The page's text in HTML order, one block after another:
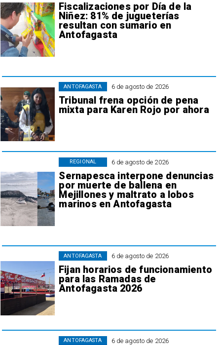
Fiscalizaciones por Día de la
Niñez: 81% de jugueterías
resultan con sumario en
Antofagasta
6 de agosto de 2026
Tribunal frena opción de pena
mixta para Karen Rojo por ahora
ANTOFAGASTA
6 de agosto de 2026
Sernapesca interpone denuncias
por muerte de ballena en
Mejillones y maltrato a lobos
marinos en Antofagasta
REGIONAL
6 de agosto de 2026
Fijan horarios de funcionamiento
para las Ramadas de
Antofagasta 2026
ANTOFAGASTA
6 de agosto de 2026
ANTOFAGASTA